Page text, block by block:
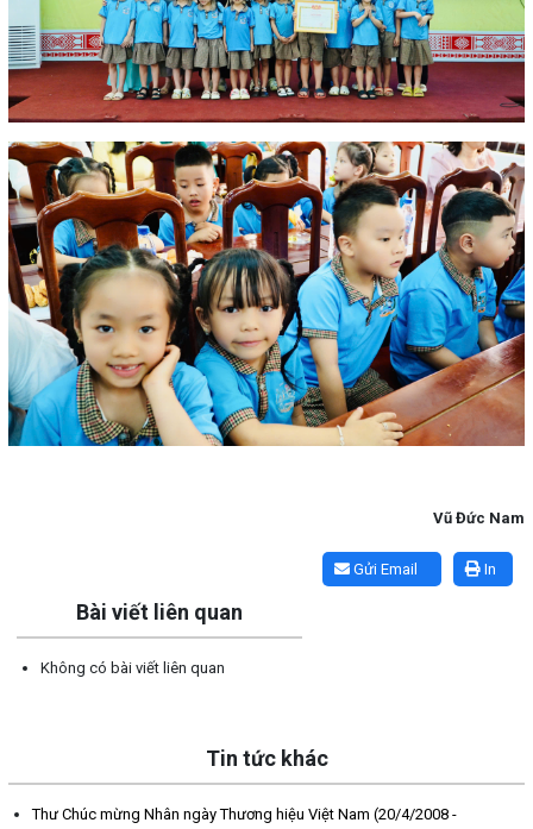
Vũ Đức Nam
In
Gửi Email
Bài viết liên quan
Không có bài viết liên quan
Tin tức khác
Thư Chúc mừng Nhân ngày Thương hiệu Việt Nam (20/4/2008 -